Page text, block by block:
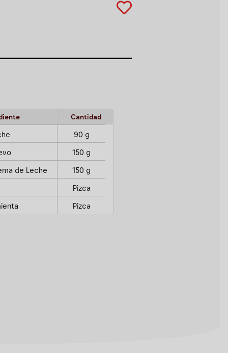
Cantidad
90 g
150 g
de Leche 150 g
Pizca
Pizca